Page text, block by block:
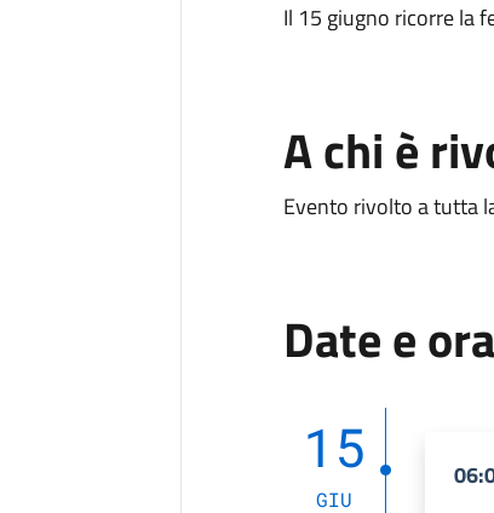
Il 15 giugno ricorre la
A chi è
Evento rivolto a tutta
Date e
15
GIU